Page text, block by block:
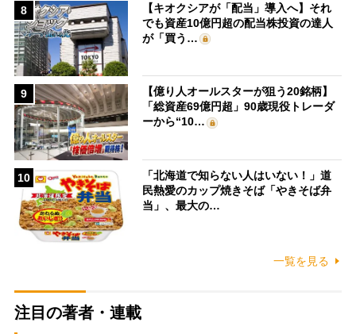
8
【キオクシアが「配当」導入へ】それ
でも資産10億円超の配当株投資の達人
が「買う…
9
【億り人オールスターが狙う20銘柄】
「総資産69億円超」90歳現役トレーダ
ーから“10…
10
「北海道で知らない人はいない！」道
民熱愛のカップ焼きそば「やきそば弁
当」、最大の…
一覧を見る
注目の著者・連載